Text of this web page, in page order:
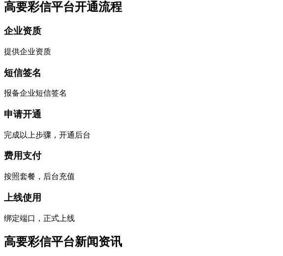
高要彩信平台开通流程
企业资质
提供企业资质
短信签名
报备企业短信签名
申请开通
完成以上步骤，开通后台
费用支付
按照套餐，后台充值
上线使用
绑定端口，正式上线
高要彩信平台新闻资讯